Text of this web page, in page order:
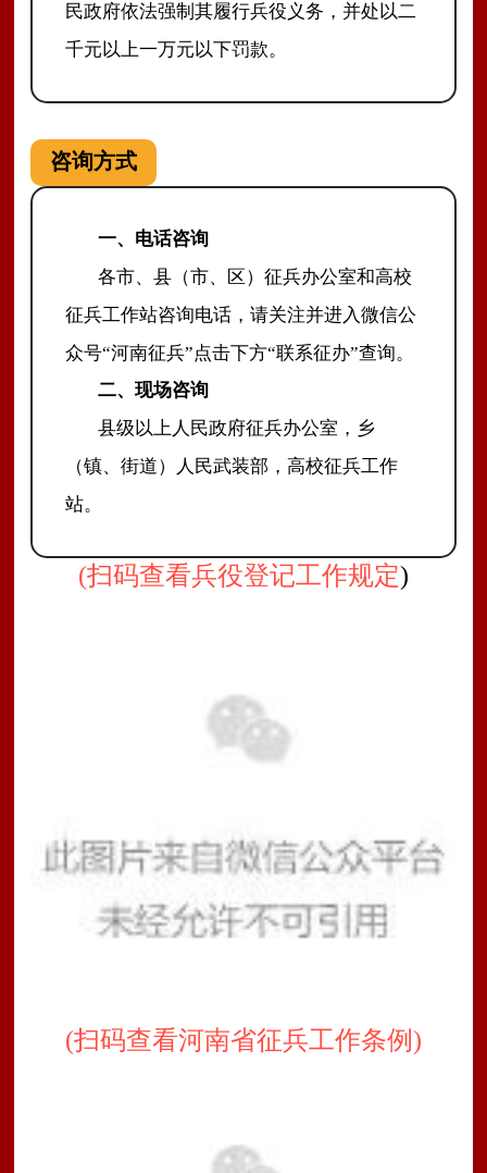
民政府依法强制其履行兵役义务，并处以二
千元以上一万元以下罚款。
咨询方式
一、 电话咨询
各市、县（市、区）征兵办公室和高校
征兵工作站咨询电话 ，请关注并进入微信公
众号“河南征兵”点击下方“联系征办”查询。
二、现场咨询
县级以上人民政府征兵办公室 ，乡
（镇、街道）人民武装部，高校征兵工作
站。
(扫码查看兵役登记工作规定)
(扫码查看河南省征兵工作条例)